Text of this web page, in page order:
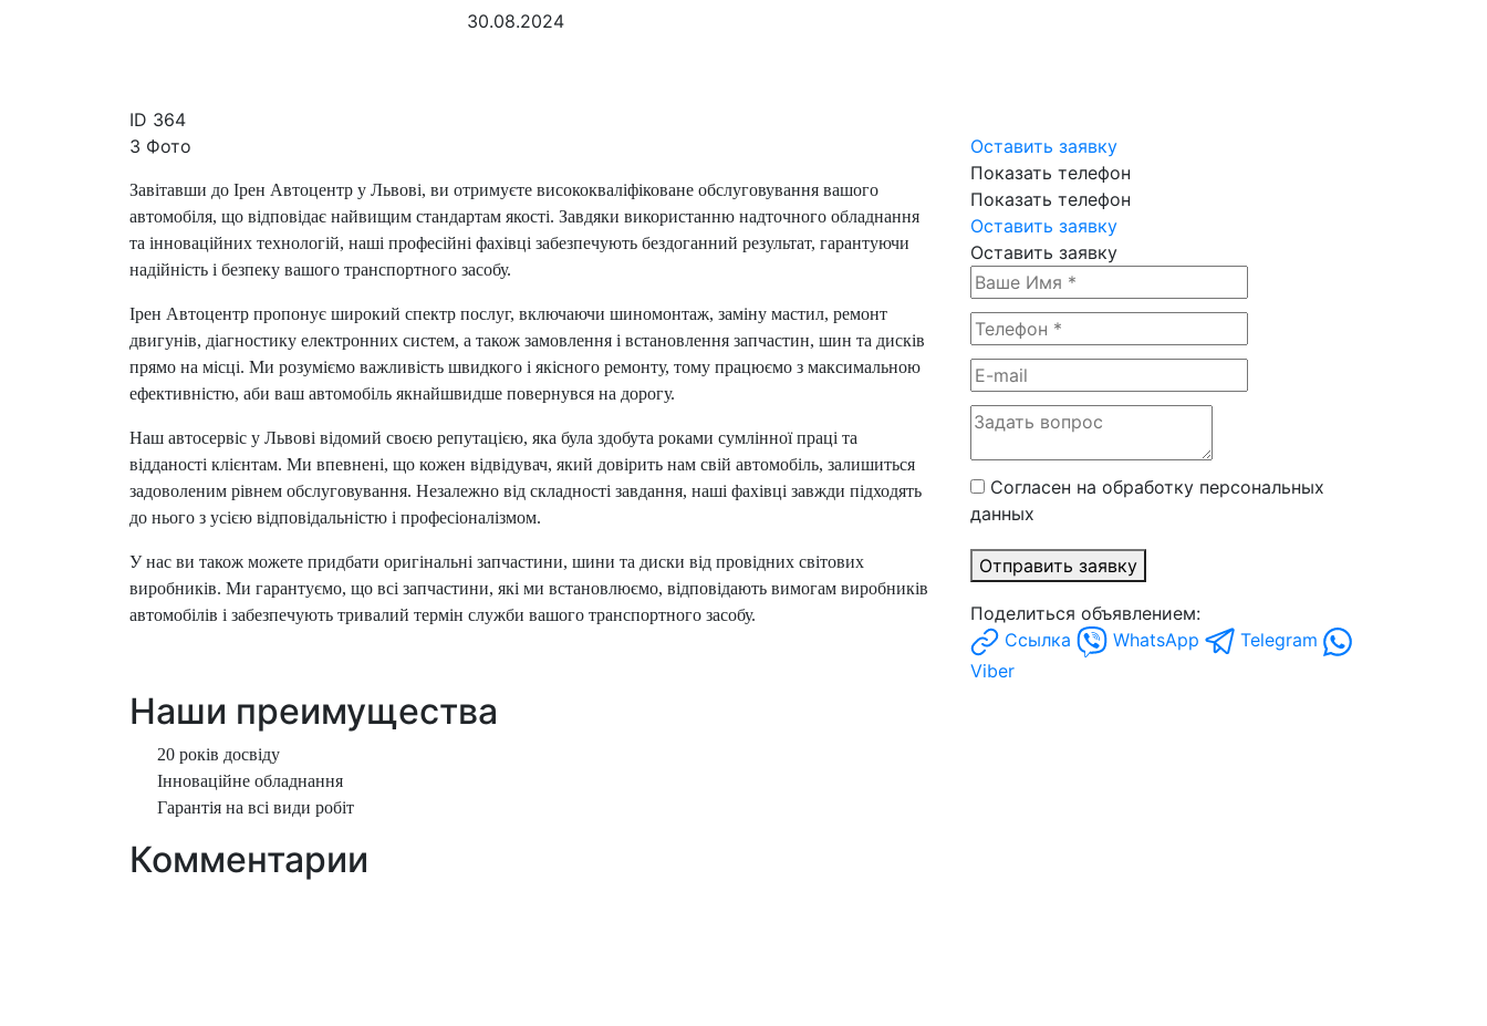
30.08.2024
ID 364
3 Фото
Завітавши до Ірен Автоцентр у Львові, ви отримуєте висококваліфіковане обслуговування вашого
автомобіля, що відповідає найвищим стандартам якості. Завдяки використанню надточного обладнання
та інноваційних технологій, наші професійні фахівці забезпечують бездоганний результат, гарантуючи
надійність і безпеку вашого транспортного засобу.
Ірен Автоцентр пропонує широкий спектр послуг, включаючи шиномонтаж, заміну мастил, ремонт
двигунів, діагностику електронних систем, а також замовлення і встановлення запчастин, шин та дисків
прямо на місці. Ми розуміємо важливість швидкого і якісного ремонту, тому працюємо з максимальною
ефективністю, аби ваш автомобіль якнайшвидше повернувся на дорогу.
Наш автосервіс у Львові відомий своєю репутацією, яка була здобута роками сумлінної праці та
відданості клієнтам. Ми впевнені, що кожен відвідувач, який довірить нам свій автомобіль, залишиться
задоволеним рівнем обслуговування. Незалежно від складності завдання, наші фахівці завжди підходять
до нього з усією відповідальністю і професіоналізмом.
У нас ви також можете придбати оригінальні запчастини, шини та диски від провідних світових
виробників. Ми гарантуємо, що всі запчастини, які ми встановлюємо, відповідають вимогам виробників
автомобілів і забезпечують тривалий термін служби вашого транспортного засобу.
Наши преимущества
20 років досвіду
Інноваційне обладнання
Гарантія на всі види робіт
Комментарии
Оставить заявку
Показать телефон
Показать телефон
Оставить заявку
Оставить заявку
Согласен на обработку персональных
данных
Отправить заявку
Поделиться объявлением:
Ссылка
WhatsApp
Telegram
Viber